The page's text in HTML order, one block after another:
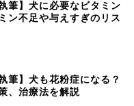
筆】犬に必要なビタミン
ン不足や与えすぎのリス
筆】犬も花粉症になる？
、治療法を解説